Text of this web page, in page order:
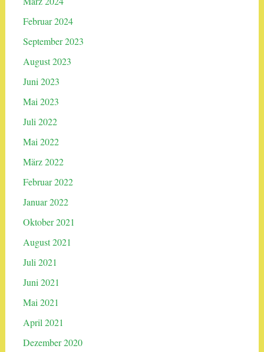
Februar 2024
September 2023
August 2023
Juni 2023
Mai 2023
Juli 2022
Mai 2022
März 2022
Februar 2022
Januar 2022
Oktober 2021
August 2021
Juli 2021
Juni 2021
Mai 2021
April 2021
Dezember 2020